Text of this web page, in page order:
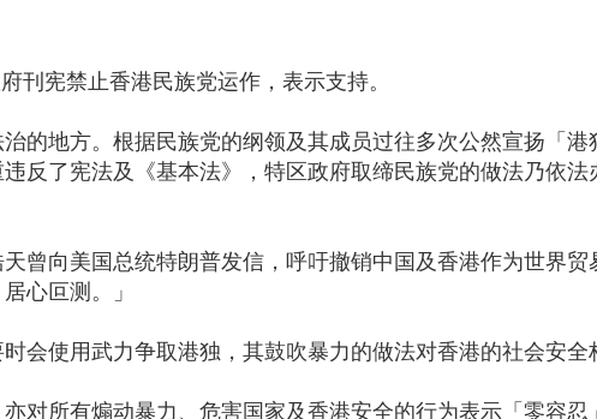
刊宪禁止香港民族党运作，表示支持。
的地方。根据民族党的纲领及其成员过往多次公然宣扬「
反了宪法及《基本法》，特区政府取缔民族党的做法乃依
曾向美国总统特朗普发信，呼吁撤销中国及香港作为世界
心叵测。」
会使用武力争取港独，其鼓吹暴力的做法对香港的社会安全
对所有煽动暴力、危害国家及香港安全的行为表示「零容忍